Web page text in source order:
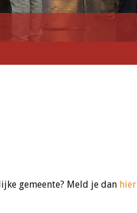
gemeente? Meld je dan hier